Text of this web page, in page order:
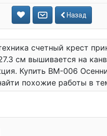
Назад
счетный крест
см вышивается на
Купить ВМ-006
похожие работы в